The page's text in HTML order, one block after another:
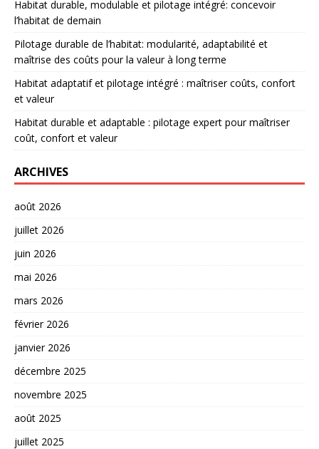
Habitat durable, modulable et pilotage intégré: concevoir
l’habitat de demain
Pilotage durable de l’habitat: modularité, adaptabilité et
maîtrise des coûts pour la valeur à long terme
Habitat adaptatif et pilotage intégré : maîtriser coûts, confort
et valeur
Habitat durable et adaptable : pilotage expert pour maîtriser
coût, confort et valeur
ARCHIVES
août 2026
juillet 2026
juin 2026
mai 2026
mars 2026
février 2026
janvier 2026
décembre 2025
novembre 2025
août 2025
juillet 2025